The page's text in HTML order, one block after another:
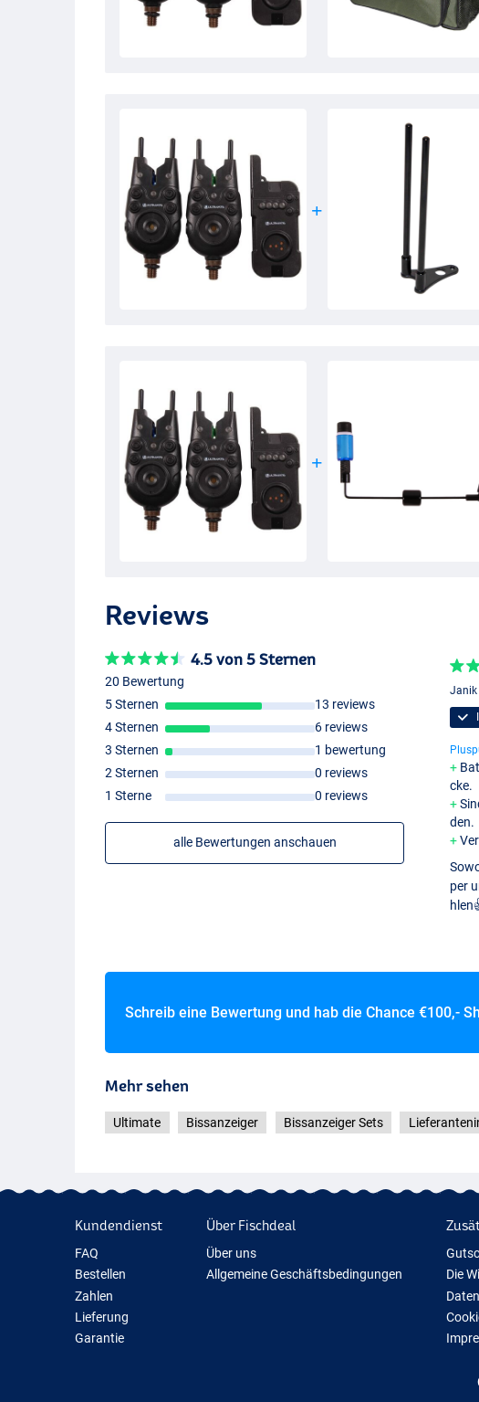
Reviews
4.5 von 5 Sternen
20 Bewertung
5 Sternen
13 reviews
4 Sternen
6 reviews
3 Sternen
1 bewertung
2 Sternen
0 reviews
1 Sterne
0 reviews
alle Bewertungen anschauen
Janik
cke.
den.
per
Schreib eine Bewertung und hab die Chance €100,-
Mehr sehen
Ultimate Bissanzeiger Bissanzeiger Sets
Kundendienst
FAQ
Bestellen
Zahlen
Lieferung
Garantie
Über Fischdeal
Über uns
Allgemeine Geschäftsbedingungen
Die